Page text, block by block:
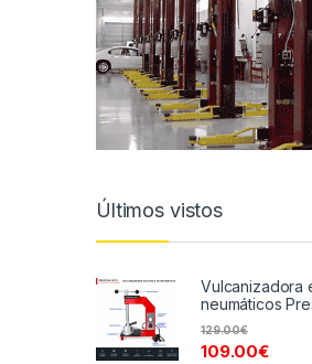
Últimos vistos
Vulcanizadora
neumáticos
109.00€
129.00€